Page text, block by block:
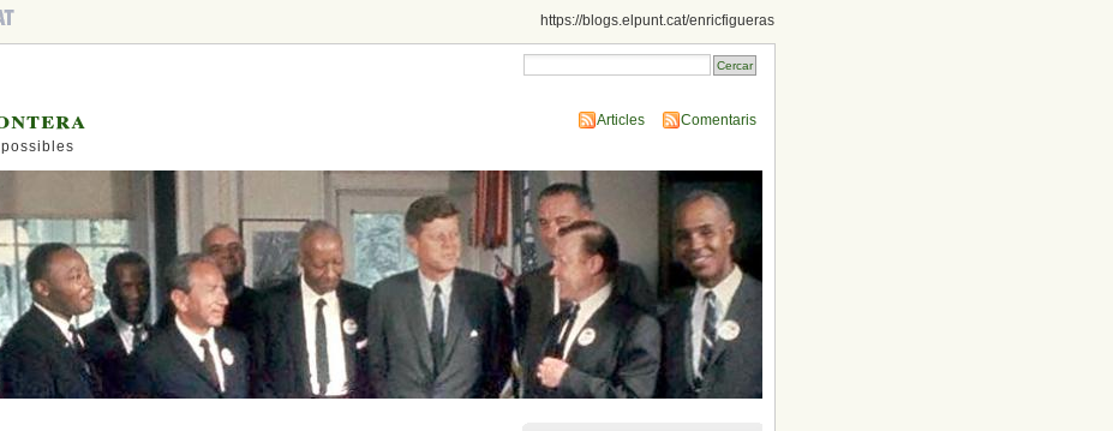
https://blogs.elpunt.cat/enricfigueras
Articles Comentaris